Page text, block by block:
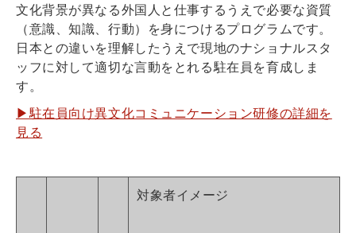
文化背景が異なる外国人と仕事するうえで必要な資質
（意識、知識、行動）を身につけるプログラムです。
日本との違いを理解したうえで現地のナショナルスタ
ッフに対して適切な言動をとれる駐在員を育成しま
す。
▶駐在員向け異文化コミュニケーション研修の詳細を
見る
対象者イメージ